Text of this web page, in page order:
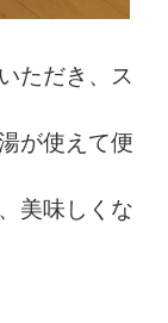
ただき、ス
が使えて便
美味しくな